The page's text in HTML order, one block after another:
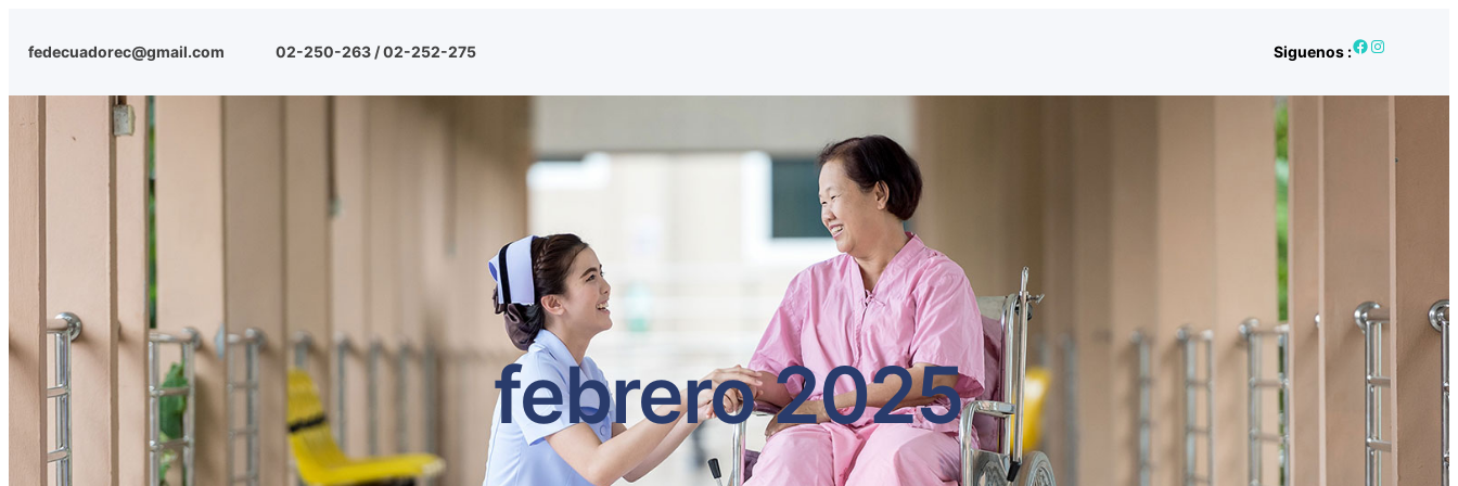
fedecuadorec@gmail.com 02-250-263 / 02-252-275 Siguenos :Facebook Instagram
febrero 2025